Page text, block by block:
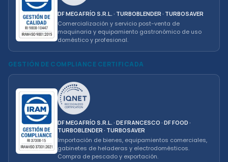
DF MEGAFRÍO S.R.L. · TURBOBLENDER · TURBOSAVER
Comercialización y servicio post-venta de
maquinaria y equipamiento gastronómico de uso
doméstico y profesional.
GESTIÓN DE COMPLIANCE CERTIFICADA
DF MEGAFRÍO S.R.L. · DE FRANCESCO · DF FOOD ·
TURBOBLENDER · TURBOSAVER
Importación de bienes, equipamientos comerciales,
gabinetes de heladeras y electrodomésticos.
Compra de pescado y exportación.